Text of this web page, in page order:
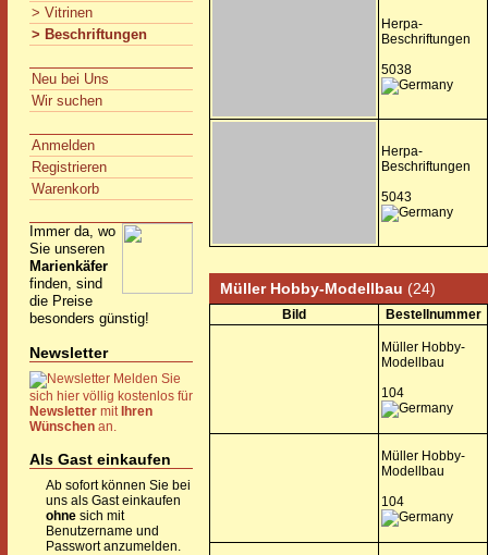
> Vitrinen
> Beschriftungen
Neu bei Uns
Wir suchen
Anmelden
Registrieren
Warenkorb
Immer da, wo
Sie unseren
Marienkäfer
finden, sind
die Preise
besonders günstig!
Newsletter
Melden Sie
sich hier völlig kostenlos für
Newsletter mit Ihren
Wünschen an.
Als Gast einkaufen
Ab sofort können Sie bei
uns als Gast einkaufen
ohne sich mit
Benutzername und
Passwort anzumelden.
Herpa-
Beschriftungen
5038
Herpa-
Beschriftungen
5043
Müller Hobby-Modellbau (24)
Bild Bestellnummer
Müller Hobby-
Modellbau
104
Müller Hobby-
Modellbau
104